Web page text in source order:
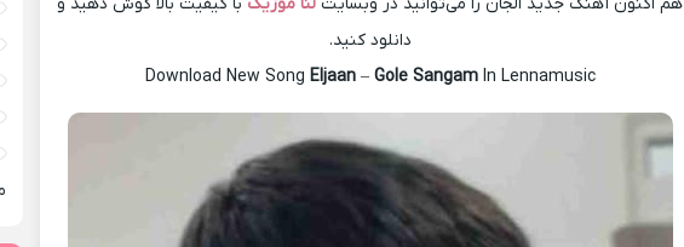
دانلود کنید.
Download New Song Eljaan– Gole SangamIn Lennamusic